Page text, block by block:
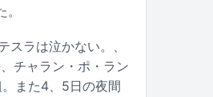
ラは泣かない。、
チャラン・ポ・ラン
また4、5日の夜間